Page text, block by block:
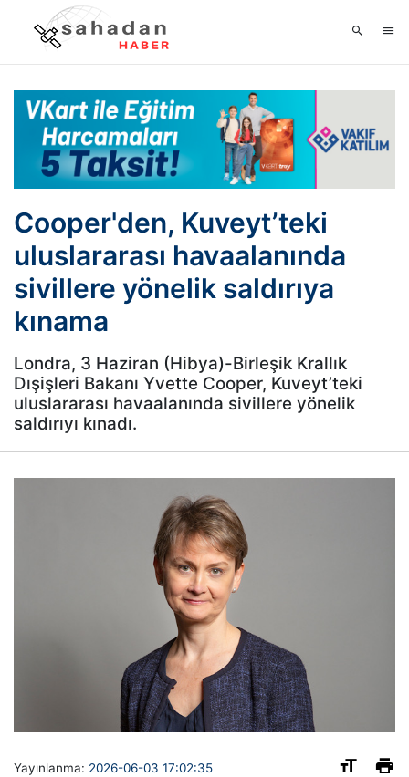
Cooper'den, Kuveyt’teki
uluslararası havaalanında
sivillere yönelik saldırıya
kınama
Londra, 3 Haziran (Hibya)-Birleşik Krallık
Dışişleri Bakanı Yvette Cooper, Kuveyt’teki
uluslararası havaalanında sivillere yönelik
saldırıyı kınadı.
Yayınlanma: 2026-06-03 17:02:35